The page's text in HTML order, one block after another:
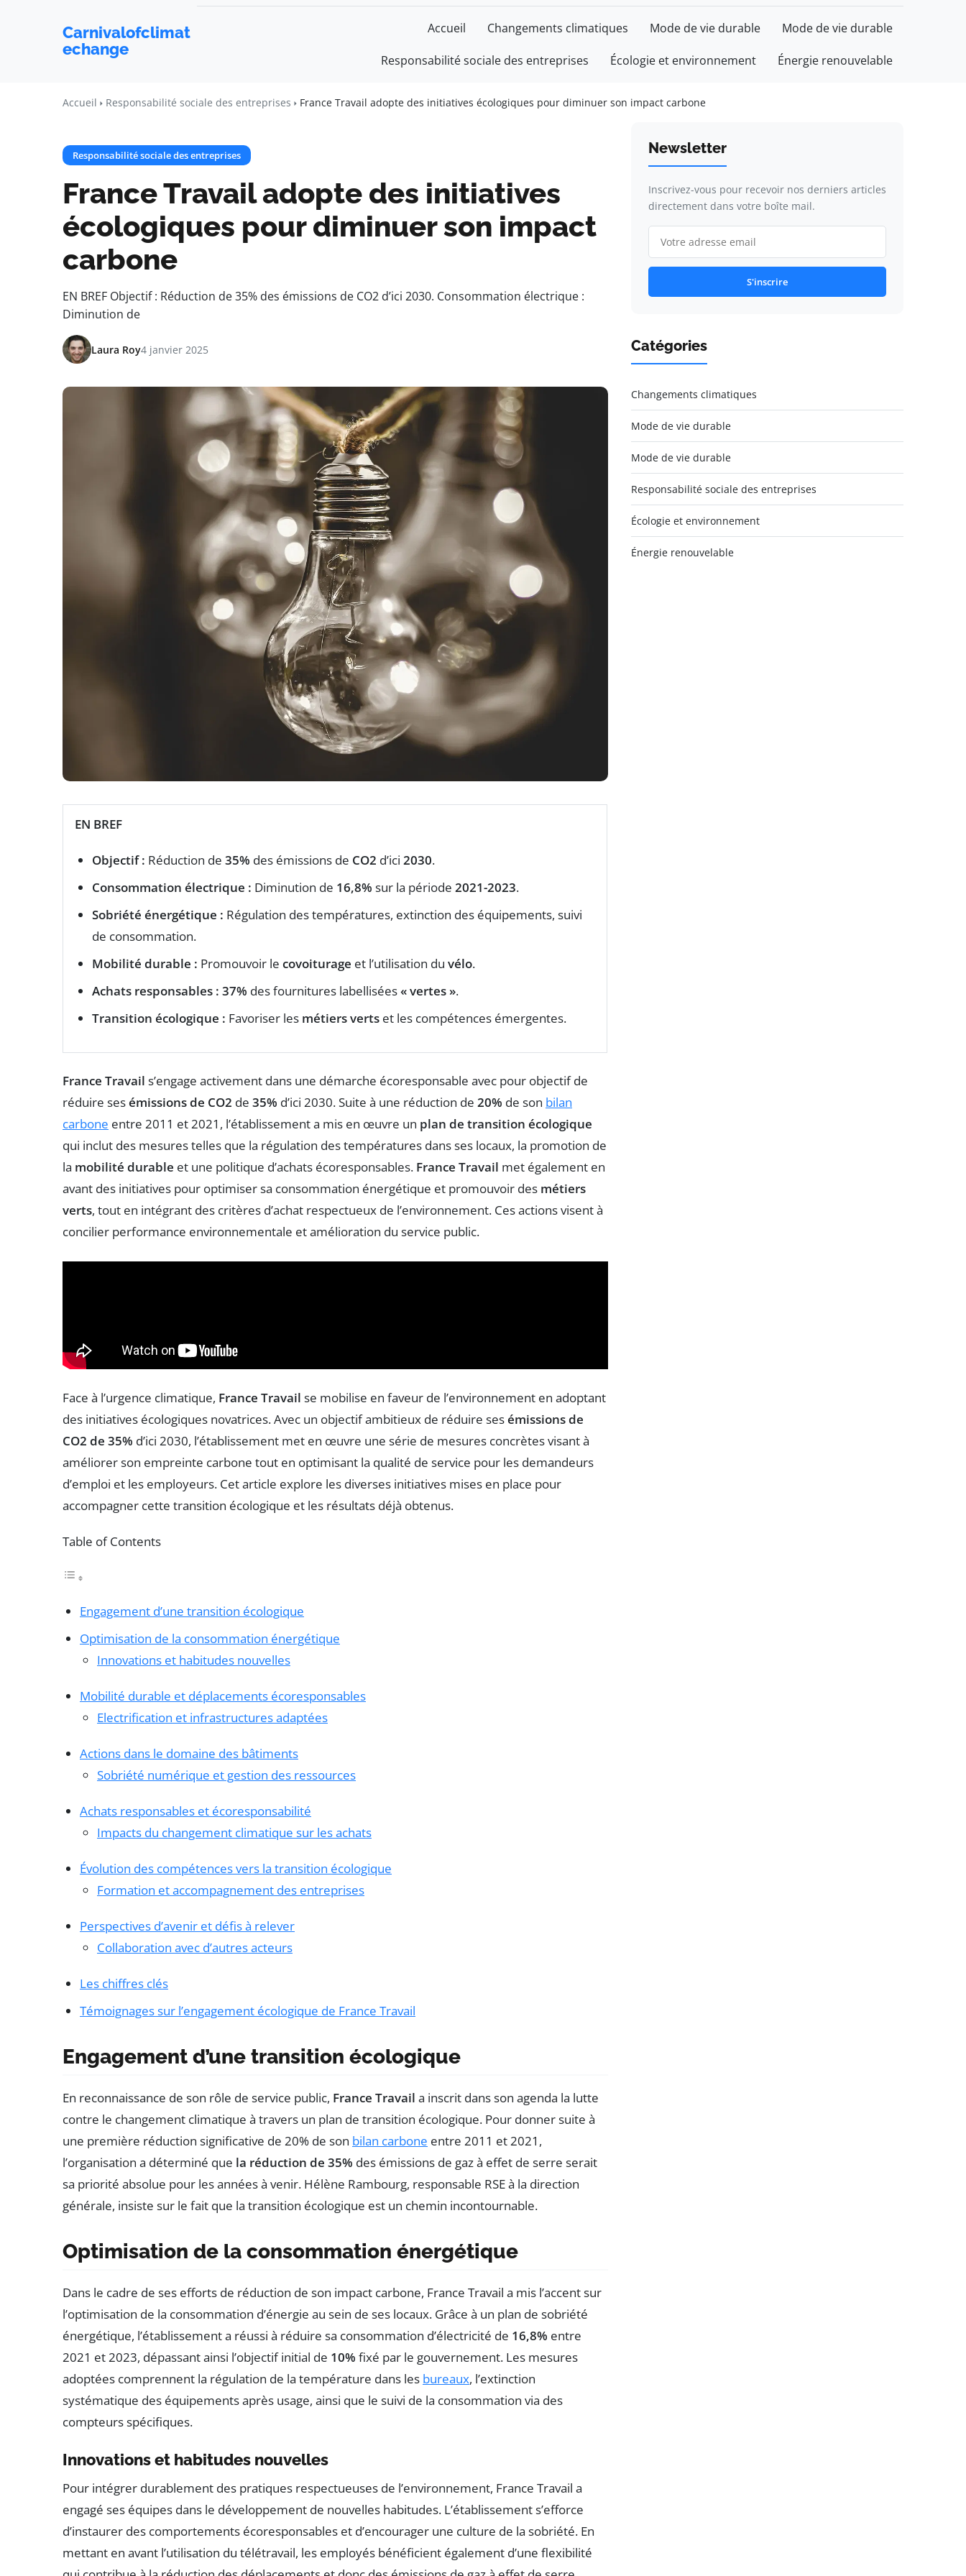
Carnivalofclimat
echange
Accueil Changements climatiques Mode de vie durable Mode de vie durable
Responsabilité sociale des entreprises Écologie et environnement Énergie renouvelable
Accueil Responsabilité sociale des entreprises France Travail adopte des initiatives écologiques pour diminuer son impact carbone
Responsabilité sociale des entreprises
France Travail adopte des initiatives
écologiques pour diminuer son impact
carbone
EN BREF Objectif : Réduction de 35% des émissions de CO2 d’ici 2030. Consommation électrique :
Diminution de
Laura Roy4 janvier 2025
EN BREF
Objectif : Réduction de 35% des émissions de CO2 d’ici 2030.
Consommation électrique : Diminution de 16,8% sur la période 2021-2023.
Sobriété énergétique : Régulation des températures, extinction des équipements, suivi
de consommation.
Mobilité durable : Promouvoir le covoiturage et l’utilisation du vélo.
Achats responsables : 37% des fournitures labellisées« vertes ».
Transition écologique : Favoriser les métiers verts et les compétences émergentes.
France Travail s’engage activement dans une démarche écoresponsable avec pour objectif de
réduire sesémissions de CO2 de 35% d’ici 2030. Suite à une réduction de 20% de son bilan
carbone entre 2011 et 2021, l’établissement a mis en œuvre un plan de transition écologique
qui inclut des mesures telles que la régulation des températures dans ses locaux, la promotion de
la mobilité durable et une politique d’achats écoresponsables. France Travail met également en
avant des initiatives pour optimiser sa consommation énergétique et promouvoir des métiers
verts, tout en intégrant des critères d’achat respectueux de l’environnement. Ces actions visent à
concilier performance environnementale et amélioration du service public.
Face à l’urgence climatique, France Travail se mobilise en faveur de l’environnement en adoptant
des initiatives écologiques novatrices. Avec un objectif ambitieux de réduire sesémissions de
CO2 de 35% d’ici 2030, l’établissement met en œuvre une série de mesures concrètes visant à
améliorer son empreinte carbone tout en optimisant la qualité de service pour les demandeurs
d’emploi et les employeurs. Cet article explore les diverses initiatives mises en place pour
accompagner cette transition écologique et les résultats déjà obtenus.
Table of Contents
Engagement d’une transition écologique
Optimisation de la consommation énergétique
Innovations et habitudes nouvelles
Mobilité durable et déplacements écoresponsables
Electrification et infrastructures adaptées
Actions dans le domaine des bâtiments
Sobriété numérique et gestion des ressources
Achats responsables et écoresponsabilité
Impacts du changement climatique sur les achats
Évolution des compétences vers la transition écologique
Formation et accompagnement des entreprises
Perspectives d’avenir et défis à relever
Collaboration avec d’autres acteurs
Les chiffres clés
Témoignages sur l’engagement écologique de France Travail
Engagement d’une transition écologique
En reconnaissance de son rôle de service public, France Travail a inscrit dans son agenda la lutte
contre le changement climatique à travers un plan de transition écologique. Pour donner suite à
une première réduction significative de 20% de son bilan carbone entre 2011 et 2021,
l’organisation a déterminé que la réduction de 35% des émissions de gaz à effet de serre serait
sa priorité absolue pour les années à venir. Hélène Rambourg, responsable RSE à la direction
générale, insiste sur le fait que la transition écologique est un chemin incontournable.
Optimisation de la consommation énergétique
Dans le cadre de ses efforts de réduction de son impact carbone, France Travail a mis l’accent sur
l’optimisation de la consommation d’énergie au sein de ses locaux. Grâce à un plan de sobriété
énergétique, l’établissement a réussi à réduire sa consommation d’électricité de 16,8% entre
2021 et 2023, dépassant ainsi l’objectif initial de 10% fixé par le gouvernement. Les mesures
adoptées comprennent la régulation de la température dans les bureaux, l’extinction
systématique des équipements après usage, ainsi que le suivi de la consommation via des
compteurs spécifiques.
Innovations et habitudes nouvelles
Pour intégrer durablement des pratiques respectueuses de l’environnement, France Travail a
engagé ses équipes dans le développement de nouvelles habitudes. L’établissement s’efforce
d’instaurer des comportements écoresponsables et d’encourager une culture de la sobriété. En
mettant en avant l’utilisation du télétravail, les employés bénéficient également d’une flexibilité
Newsletter
Inscrivez-vous pour recevoir nos derniers articles
directement dans votre boîte mail.
S'inscrire
Catégories
Changements climatiques
Mode de vie durable
Mode de vie durable
Responsabilité sociale des entreprises
Écologie et environnement
Énergie renouvelable